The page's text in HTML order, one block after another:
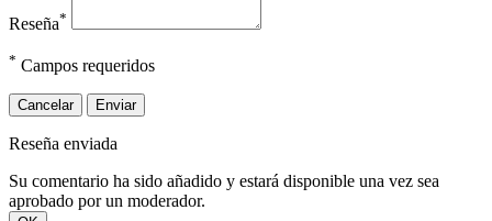
Reseña*
* Campos requeridos
Cancelar Enviar
Reseña enviada
Su comentario ha sido añadido y estará disponible una vez sea
aprobado por un moderador.